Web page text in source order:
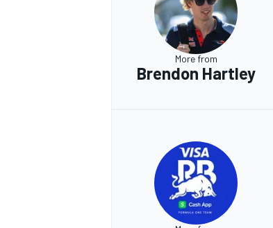
More from
Brendon Hartley